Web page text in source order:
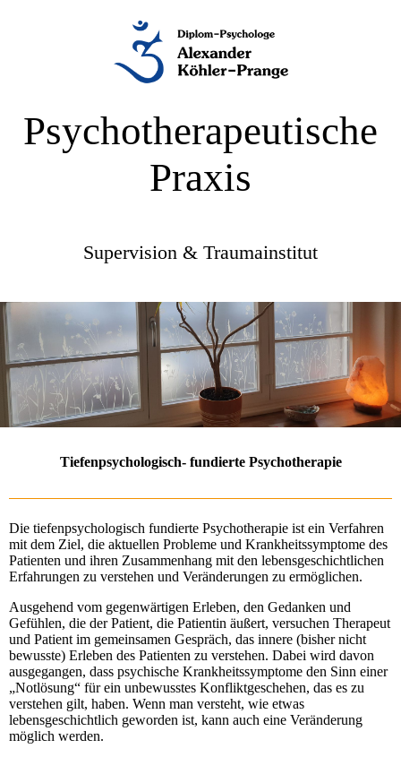
Psychotherapeutische
Praxis
Supervision & Traumainstitut
Tiefenpsychologisch- fundierte Psychotherapie
Die tiefenpsychologisch fundierte Psychotherapie ist ein Verfahren
mit dem Ziel, die aktuellen Probleme und Krank­heits­symptome des
Patienten und ihren Zusammenhang mit den lebensgeschichtlichen
Erfahrungen zu verstehen und Veränderungen zu ermöglichen.
Ausgehend vom gegenwärtigen Erleben, den Gedanken und
Gefühlen, die der Patient, die Patientin äußert, versuchen Therapeut
und Patient im gemeinsamen Gespräch, das innere (bisher nicht
bewusste) Erleben des Patienten zu verstehen. Dabei wird davon
ausgegangen, dass psychische Krankheitssymptome den Sinn einer
„Notlösung“ für ein unbewusstes Konfliktgeschehen, das es zu
verstehen gilt, haben. Wenn man versteht, wie etwas
lebensgeschichtlich geworden ist, kann auch eine Veränderung
möglich werden.